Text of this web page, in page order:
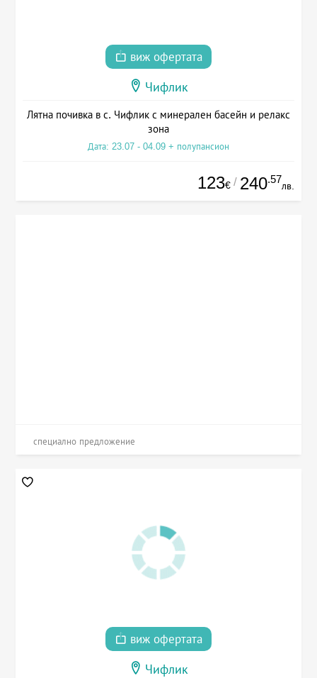
виж офертата
Чифлик
Лятна почивка в с. Чифлик с минерален басейн и релакс
зона
Дата: 23.07 - 04.09 + полупансион
123€ / 240.57
лв.
специално предложение
виж офертата
Чифлик